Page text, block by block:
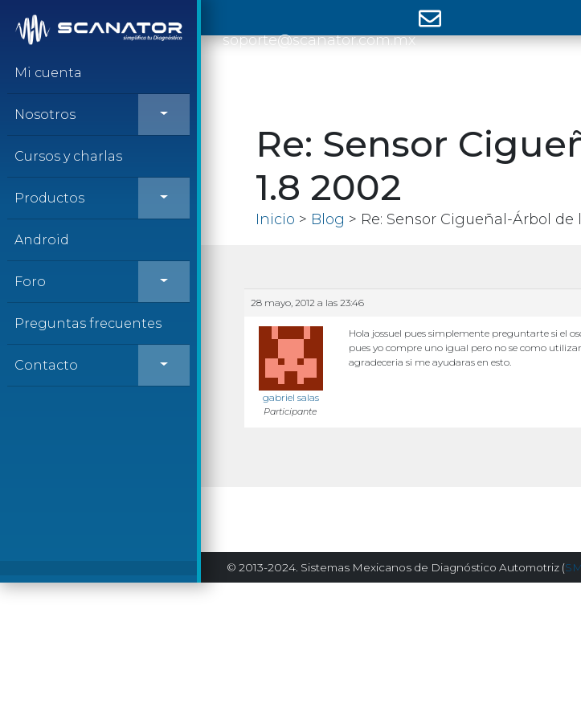
soporte@scanator.com.mx
Saltar al contenido
Mi cuenta
Nosotros
Cursos y charlas
Productos
Android
Foro
Preguntas frecuentes
Contacto
Re: Sensor
1.8 2002
Inicio > Blog > Re: Sensor Cigueñal-Árbol de
28 mayo, 2012 a las 23:46
gabriel salas
Participante
Hola jossuel pues simplemente preguntarte si el
pues yo compre uno igual pero no se como
agradeceria si me ayudaras en esto.
© 2013-2024. Sistemas Mexicanos de Diagnóstico Automotriz (